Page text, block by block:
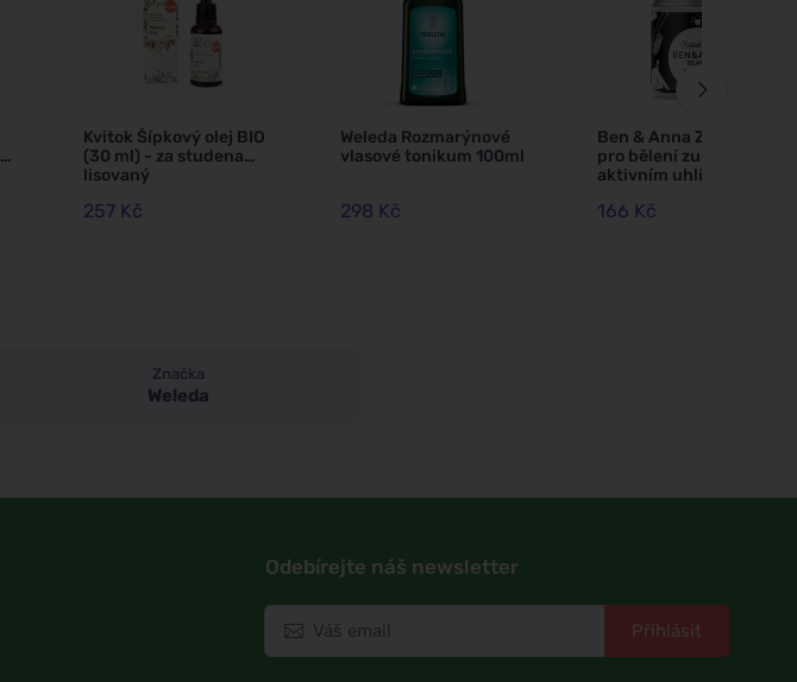
Kvitok Šípkový olej BIO
(30 ml) - za studena
lisovaný
257 Kč
Weleda Rozmarýnové
vlasové tonikum 100ml
298 Kč
Ben & Anna Zubní pasta
pro bělení zubů s
aktivním uhlím (100 ml)
166 Kč
Značka
Weleda
Odebírejte náš newsletter
Přihlásit